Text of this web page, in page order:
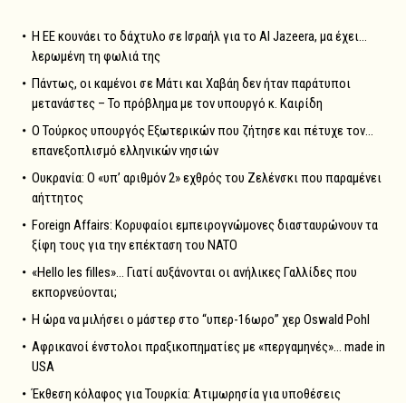
Η ΕΕ κουνάει το δάχτυλο σε Ισραήλ για το Al Jazeera, μα έχει…
λερωμένη τη φωλιά της
Πάντως, οι καμένοι σε Μάτι και Χαβάη δεν ήταν παράτυποι
μετανάστες – Το πρόβλημα με τον υπουργό κ. Καιρίδη
Ο Τούρκος υπουργός Εξωτερικών που ζήτησε και πέτυχε τον…
επανεξοπλισμό ελληνικών νησιών
Ουκρανία: Ο «υπ’ αριθμόν 2» εχθρός του Ζελένσκι που παραμένει
αήττητος
Foreign Affairs: Κορυφαίοι εμπειρογνώμονες διασταυρώνουν τα
ξίφη τους για την επέκταση του NATO
«Hello les filles»… Γιατί αυξάνονται οι ανήλικες Γαλλίδες που
εκπορνεύονται;
Η ώρα να μιλήσει ο μάστερ στο “υπερ-16ωρο” χερ Oswald Pohl
Αφρικανοί ένστολοι πραξικοπηματίες με «περγαμηνές»… made in
USA
Έκθεση κόλαφος για Τουρκία: Ατιμωρησία για υποθέσεις